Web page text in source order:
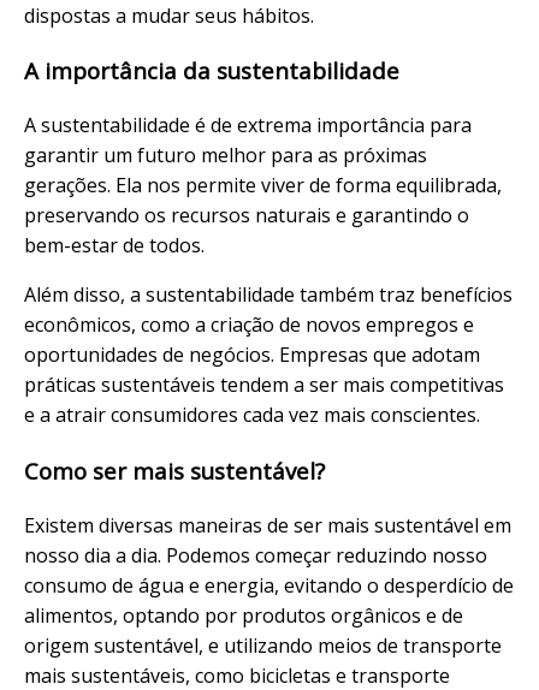
dispostas a mudar seus hábitos.
A importância da sustentabilidade
A sustentabilidade é de extrema importância para
garantir um futuro melhor para as próximas
gerações. Ela nos permite viver de forma equilibrada,
preservando os recursos naturais e garantindo o
bem-estar de todos.
Além disso, a sustentabilidade também traz benefícios
econômicos, como a criação de novos empregos e
oportunidades de negócios. Empresas que adotam
práticas sustentáveis tendem a ser mais competitivas
e a atrair consumidores cada vez mais conscientes.
Como ser mais sustentável?
Existem diversas maneiras de ser mais sustentável em
nosso dia a dia. Podemos começar reduzindo nosso
consumo de água e energia, evitando o desperdício de
alimentos, optando por produtos orgânicos e de
origem sustentável, e utilizando meios de transporte
mais sustentáveis, como bicicletas e transporte